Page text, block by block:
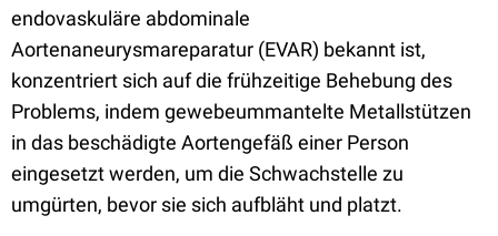
endovaskuläre abdominale
Aortenaneurysmareparatur (EVAR) bekannt ist,
konzentriert sich auf die frühzeitige Behebung des
Problems, indem gewebeummantelte Metallstützen
in das beschädigte Aortengefäß einer Person
eingesetzt werden, um die Schwachstelle zu
umgürten, bevor sie sich aufbläht und platzt.